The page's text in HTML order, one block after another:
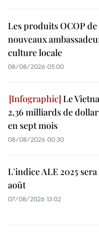
Les produits OCOP
nouveaux
culture locale
08/08/2026 05:00
Le
2,36 milliards de
en sept mois
08/08/2026 00:30
L'indice ALE 2025 sera
août
07/08/2026 13:02